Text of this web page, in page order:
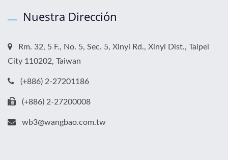
Nuestra Dirección
Rm. 32, 5 F., No. 5, Sec. 5, Xinyi Rd., Xinyi Dist., Taipei
City 110202, Taiwan
(+886) 2-27201186
(+886) 2-27200008
wb3@wangbao.com.tw